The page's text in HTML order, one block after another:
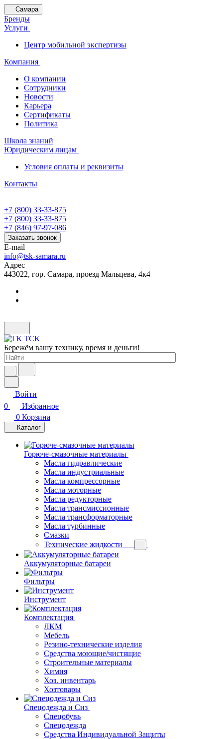
Самара
Бренды
Услуги
Центр мобильной экспертизы
Компания
О компании
Сотрудники
Новости
Карьера
Сертификаты
Политика
Школа знаний
Юридическим лицам
Условия оплаты и реквизиты
Контакты
+7 (800) 33-33-875
+7 (800) 33-33-875
+7 (846) 97-97-086
Заказать звонок
E-mail
info@tsk-samara.ru
Адрес
443022, гор. Самара, проезд Мальцева, 4к4
Бережём вашу технику, время и деньги!
Войти
0
Избранное
0 Корзина
Каталог
Горюче-смазочные материалы
Масла гидравлические
Масла индустриальные
Масла компрессорные
Масла моторные
Масла редукторные
Масла трансмиссионные
Масла трансформаторные
Масла турбинные
Смазки
Технические жидкости
Аккумуляторные батареи
Фильтры
Инструмент
Комплектация
ЛКМ
Мебель
Резино-технические изделия
Средства моющие/чистящие
Строительные материалы
Химия
Хоз. инвентарь
Хозтовары
Спецодежда и Сиз
Спецобувь
Спецодежда
Средства Индивидуальной Защиты